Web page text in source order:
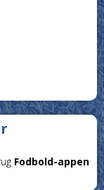
Fodbold-appen